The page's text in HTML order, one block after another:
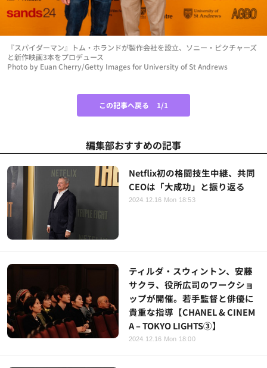
Photo by Euan Cherry/Getty Images for University of St Andrews
『スパイダーマン』トム・ホランドが製作会社を設立、ソニー・ピクチャーズ
と新作映画3本をプロデュース
この記事へ戻る 1/1
編集部おすすめの記事
Netflix初の格闘技生中継、共同
CEOは「大成功」と振り返る
2024.12.16 Mon 18:53
ティルダ・スウィントン、安藤
サクラ、役所広司のワークショ
ップが開催。若手監督と俳優に
貴重な指導【CHANEL & CINEM
A – TOKYO LIGHTS③】
2024.12.16 Mon 18:00